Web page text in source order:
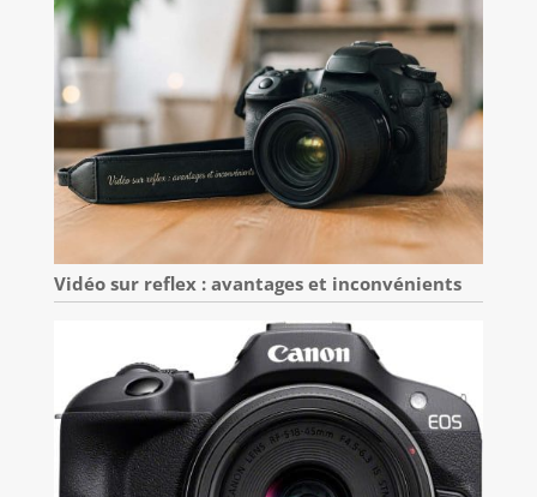
Vidéo sur reflex : avantages et inconvénients